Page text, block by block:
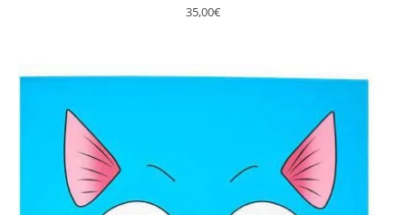
35,00€